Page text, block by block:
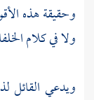
وحقيقة هذه
ولا في كلام
ويدعي القائل